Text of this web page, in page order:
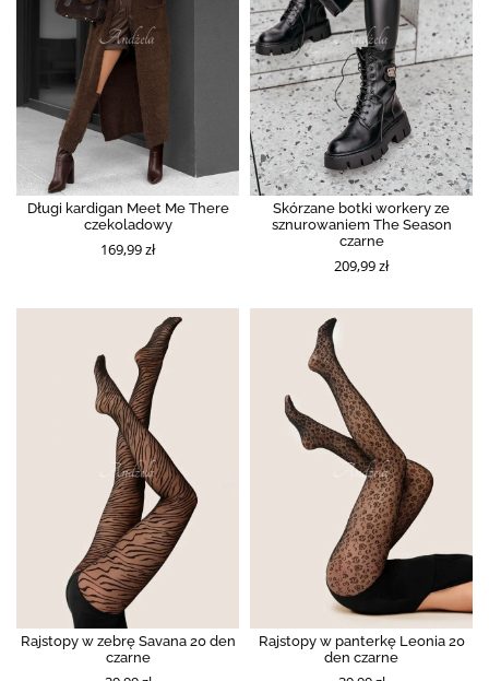
Długi kardigan Meet Me There
czekoladowy
169,99 zł
Skórzane botki workery ze
sznurowaniem The Season
czarne
209,99 zł
Rajstopy w zebrę Savana 20 den
czarne
Rajstopy w panterkę Leonia 20
den czarne